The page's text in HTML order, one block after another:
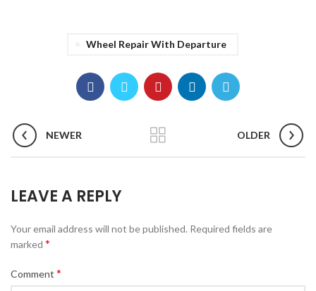
Wheel Repair With Departure
NEWER OLDER
LEAVE A REPLY
Your email address will not be published. Required fields are
marked *
Comment *